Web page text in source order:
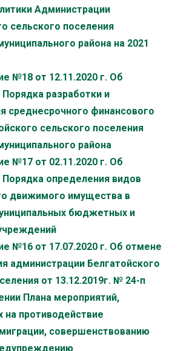
Администрации
сельского поселения
района на 2021
№18 от 12.11.2020 г. Об
разработки и
среднесрочного финансового
сельского поселения
района
№17 от 02.11.2020 г. Об
определения видов
движимого имущества в
бюджетных и
№16 от 17.07.2020 г. Об отмене
администрации Белгатойского
от 13.12.2019г. № 24-п
Плана мероприятий,
на противодействие
совершенствованию